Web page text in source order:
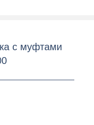
с муфтами